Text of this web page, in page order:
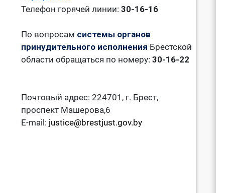
Телефон горячей линии: 30-16-16
По вопросам системы органов
принудительного исполнения Брестской
области обращаться по номеру: 30-16-22
Почтовый адрес: 224701, г. Брест,
проспект Машерова,6
E-mail: justice@brestjust.gov.by